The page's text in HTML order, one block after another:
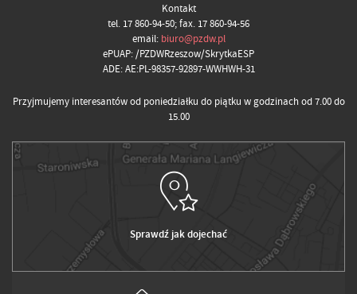
Kontakt
tel. 17 860-94-50; fax. 17 860-94-56
email: biuro@pzdw.pl
ePUAP: /PZDWRzeszow/SkrytkaESP
ADE: AE:PL-98357-92897-WWHWH-31
Przyjmujemy interesantów od poniedziałku do piątku w godzinach od 7.00 do
15.00
Sprawdź jak dojechać